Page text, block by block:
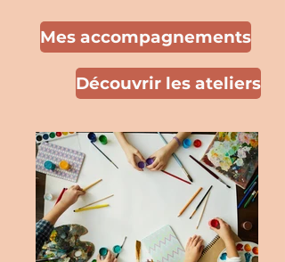
Mes accompagnements
Découvrir les ateliers